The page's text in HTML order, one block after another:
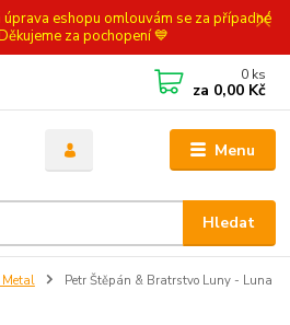
eshopu omlouvám se za případné
za pochopení 💙
Menu
Hledat
0 ks
za 0,00 Kč
Metal
Petr Štěpán & Bratrstvo Luny - Luna